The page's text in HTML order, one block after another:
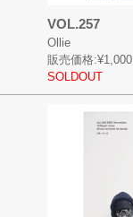
VOL.257
Ollie
販売価格:¥1,000
SOLDOUT